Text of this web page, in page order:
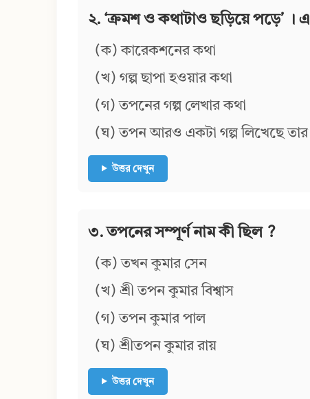
২. ‘ক্রমশ ও কথাটাও ছড়িয়ে পড়ে’ ।
(ক) কারেকশনের কথা
(খ) গল্প ছাপা হওয়ার কথা
(গ) তপনের গল্প লেখার কথা
(ঘ) তপন আরও একটা গল্প লিখেছে তার
উত্তর দেখুন
৩. তপনের সম্পূর্ণ নাম কী ছিল ?
(ক) তখন কুমার সেন
(খ) শ্রী তপন কুমার বিশ্বাস
(গ) তপন কুমার পাল
(ঘ) শ্রীতপন কুমার রায়
উত্তর দেখুন